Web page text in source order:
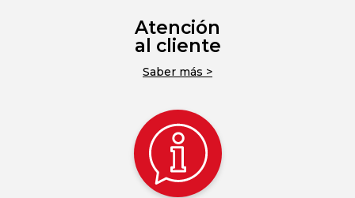
Atención
al cliente
Saber más >